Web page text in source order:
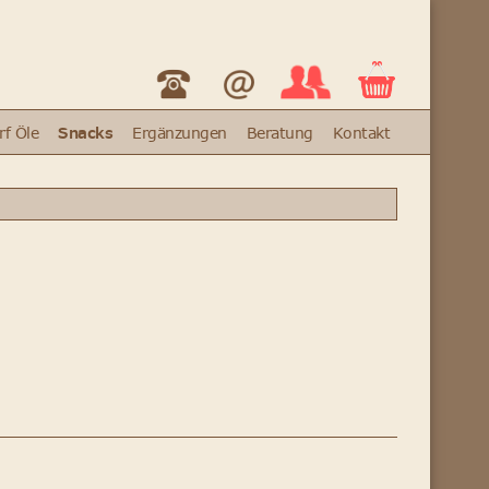
Öle Snacks Ergänzungen Beratung Kontakt